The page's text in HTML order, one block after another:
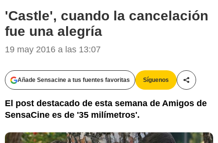
'Castle', cuando la cancelación
fue una alegría
19 may 2016 a las 13:07
Añade Sensacine a tus fuentes favoritas Síguenos
El post destacado de esta semana de Amigos de
SensaCine es de '35 milímetros'.